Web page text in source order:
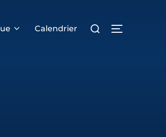
Calendrier
PERMUTER